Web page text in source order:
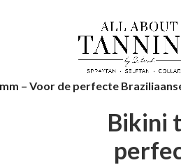
– Voor de perfecte
Bikini